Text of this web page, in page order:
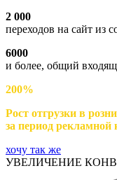
2 000
переходов на сайт из
6000
и более, общий
200%
Рост отгрузки в
за период рекламной
хочу так же
УВЕЛИЧЕНИЕ